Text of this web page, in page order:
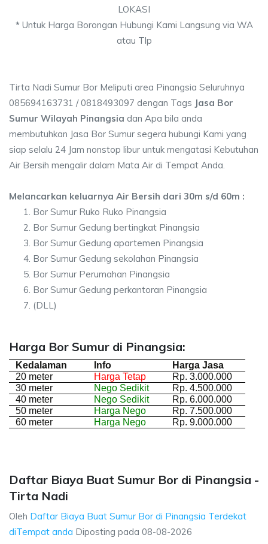
LOKASI
*Untuk Harga Borongan Hubungi Kami Langsung via WA
atau Tlp
Tirta Nadi Sumur Bor Meliputi area Pinangsia Seluruhnya
085694163731 / 0818493097 dengan Tags Jasa Bor
Sumur Wilayah Pinangsia dan Apa bila anda
membutuhkan Jasa Bor Sumur segera hubungi Kami yang
siap selalu 24 Jam nonstop libur untuk mengatasi Kebutuhan
Air Bersih mengalir dalam Mata Air di Tempat Anda.
Melancarkan keluarnya Air Bersih dari 30m s/d 60m :
Bor Sumur Ruko Ruko Pinangsia
Bor Sumur Gedung bertingkat Pinangsia
Bor Sumur Gedung apartemen Pinangsia
Bor Sumur Gedung sekolahan Pinangsia
Bor Sumur Perumahan Pinangsia
Bor Sumur Gedung perkantoran Pinangsia
(DLL)
Harga Bor Sumur di Pinangsia:
Kedalaman Info
Harga Jasa
20 meter
Harga Tetap
Rp. 3.000.000
30 meter
Nego Sedikit
Rp. 4.500.000
40 meter
Nego Sedikit
Rp. 6.000.000
50 meter
Harga Nego
Rp. 7.500.000
60 meter
Harga Nego Rp. 9.000.000
Daftar Biaya Buat Sumur Bor di Pinangsia -
Tirta Nadi
Oleh Daftar Biaya Buat Sumur Bor di Pinangsia Terdekat
diTempat anda Diposting pada 08-08-2026